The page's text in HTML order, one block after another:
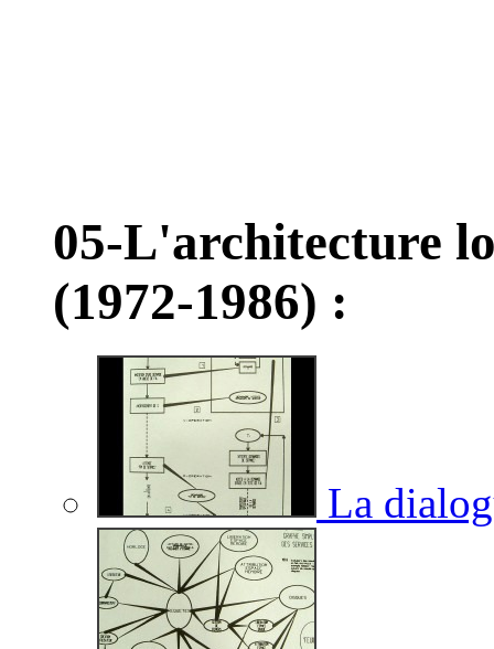
05-L'architecture
(1972-1986) :
La